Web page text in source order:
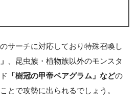
サーチに対応しており特殊召喚し
、昆虫族・植物族以外のモンスタ
「樹冠の甲帝ベアグラム」などの
とで攻勢に出られるでしょう。